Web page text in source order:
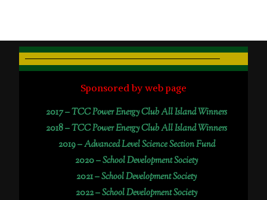
Sponsored by web page
2017 –TCC Power Energy Club All Island Winners
2018 –TCC Power Energy Club All Island Winners
2019 –Advanced Level Science Section Fund
2020 –School Development Society
2021 –School Development Society
2022 –School Development Society